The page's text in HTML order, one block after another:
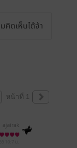
คิดเห็นได้จ้า
หน้าที่ 1
ajairak